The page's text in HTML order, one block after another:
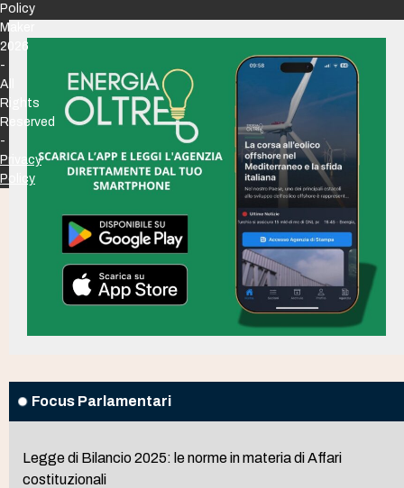
Focus Parlamentari
Legge di Bilancio 2025: le norme in materia di Affari
costituzionali
Policy
Maker
2026
-
All
Rights
Reserved
-
Privacy
Policy